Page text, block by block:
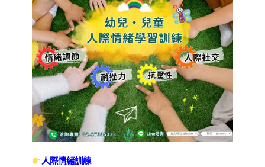
人際情緒訓練